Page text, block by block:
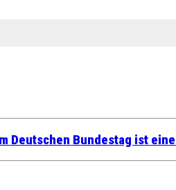
Deutschen Bundestag ist